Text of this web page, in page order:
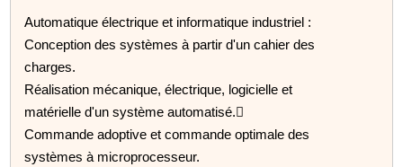
Automatique électrique et informatique industriel :
Conception des systèmes à partir d'un cahier des
charges.
Réalisation mécanique, électrique, logicielle et
matérielle d'un système automatisé.
Commande adoptive et commande optimale des
systèmes à microprocesseur.